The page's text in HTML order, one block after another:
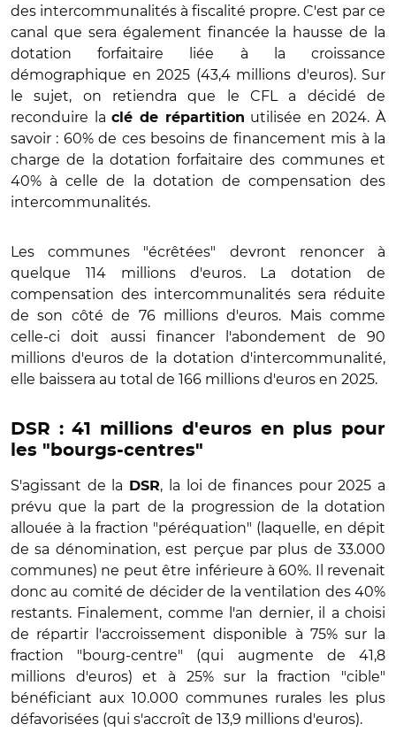
des intercommunalités à fiscalité propre. C'est par ce
canal que sera également financée la hausse de la
dotation forfaitaire liée à la croissance
démographique en 2025 (43,4 millions d'euros). Sur
le sujet, on retiendra que le CFL a décidé de
reconduire laclé de répartition utilisée en 2024. À
savoir : 60% de ces besoins de financement mis à la
charge de la dotation forfaitaire des communes et
40% à celle de la dotation de compensation des
intercommunalités.
Les communes "écrêtées" devront renoncer à
quelque 114 millions d'euros. La dotation de
compensation des intercommunalités sera réduite
de son côté de 76 millions d'euros. Mais comme
celle-ci doit aussi financer l'abondement de 90
millions d'euros de la dotation d'intercommunalité,
elle baissera au total de 166 millions d'euros en 2025.
DSR : 41 millions d'euros en plus pour
les "bourgs-centres"
S'agissant de la DSR, la loi de finances pour 2025 a
prévu que la part de la progression de la dotation
allouée à la fraction "péréquation" (laquelle, en dépit
de sa dénomination, est perçue par plus de 33.000
communes) ne peut être inférieure à 60%. Il revenait
donc au comité de décider de la ventilation des 40%
restants. Finalement, comme l'an dernier, il a choisi
de répartir l'accroissement disponible à 75% sur la
fraction "bourg-centre" (qui augmente de 41,8
millions d'euros) et à 25% sur la fraction "cible"
bénéficiant aux 10.000 communes rurales les plus
défavorisées (qui s'accroît de 13,9 millions d'euros).